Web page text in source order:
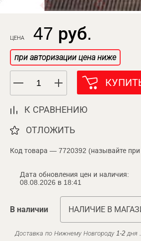
ЦЕНА 47 руб.
при авторизации цена ниже
К СРАВНЕНИЮ
ОТЛОЖИТЬ
Код товара — 7720392 (называйте при
Дата обновления цен и наличия:
08.08.2026 в 18:41
В наличии НАЛИЧИЕ В
Доставка по Нижнему Новгороду 1-2